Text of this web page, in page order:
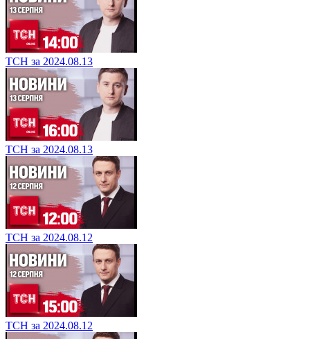
ТСН за 2024.08.13
ТСН за 2024.08.13
ТСН за 2024.08.12
ТСН за 2024.08.12